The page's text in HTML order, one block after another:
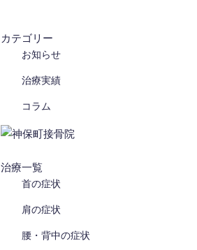
カテゴリー
お知らせ
治療実績
コラム
治療一覧
首の症状
肩の症状
腰・背中の症状